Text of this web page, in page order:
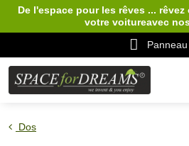
De l'espace pour les rêves ...
votre voitureavec
Dos